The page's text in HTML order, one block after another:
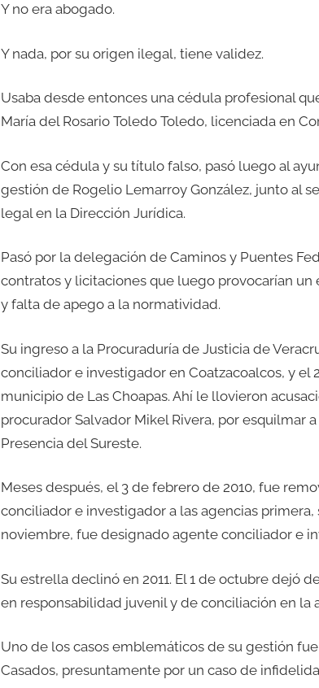
Y no era abogado.
Y nada, por su origen ilegal, tiene validez.
Usaba desde entonces una cédula profesional
María del Rosario Toledo Toledo, licenciada en
Con esa cédula y su título falso, pasó luego al
gestión de Rogelio Lemarroy González, junto al
legal en la Dirección Jurídica.
Pasó por la delegación de Caminos y Puentes
contratos y licitaciones que luego provocarían
y falta de apego a la normatividad.
Su ingreso a la Procuraduría de Justicia de
conciliador e investigador en Coatzacoalcos, y
municipio de Las Choapas. Ahí le llovieron
procurador Salvador Mikel Rivera, por esquilmar
Presencia del Sureste.
Meses después, el 3 de febrero de 2010, fue
conciliador e investigador a las agencias
noviembre, fue designado agente conciliador e
Su estrella declinó en 2011. El 1 de octubre dejó
en responsabilidad juvenil y de conciliación en la
Uno de los casos emblemáticos de su gestión
Casados, presuntamente por un caso de